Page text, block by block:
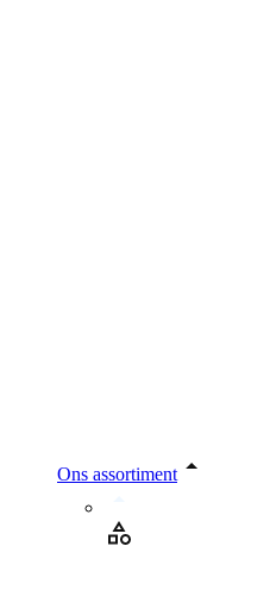
Ons assortiment